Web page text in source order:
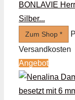
BONLAVIE
Silber...
Zum Shop *
Versandkosten
Angebot